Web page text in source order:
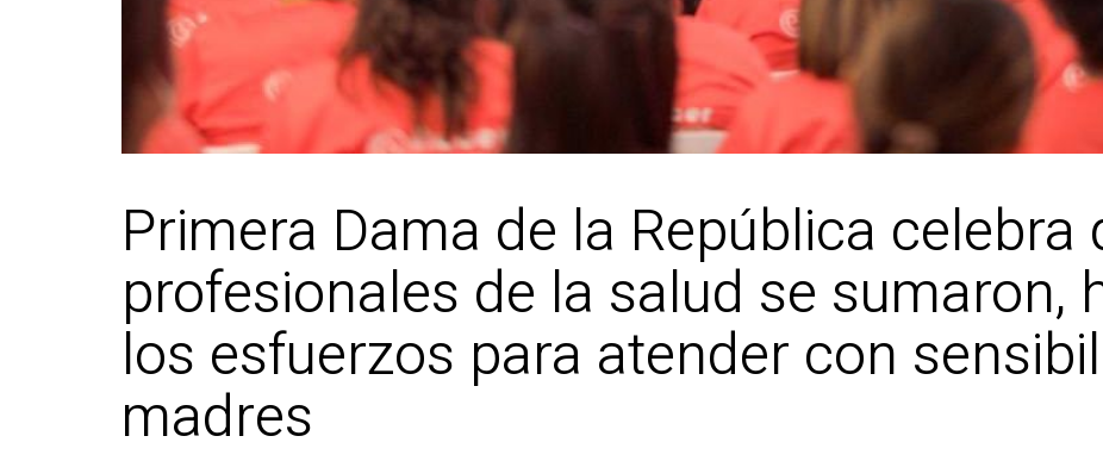
Primera Dama de la República celebra
profesionales de la salud se sumaron,
los esfuerzos para atender con
madres